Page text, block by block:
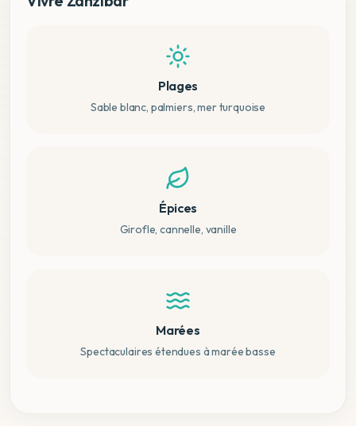
Plages
Sable blanc, palmiers, mer turquoise
Épices
Girofle, cannelle, vanille
Marées
Spectaculaires étendues à marée basse